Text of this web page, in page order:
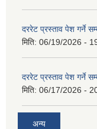
दररेट प्रस्ताव पेश गर्ने
मिति: 06/19/2026 -
दररेट प्रस्ताव पेश गर्ने
मिति: 06/17/2026 -
अन्य